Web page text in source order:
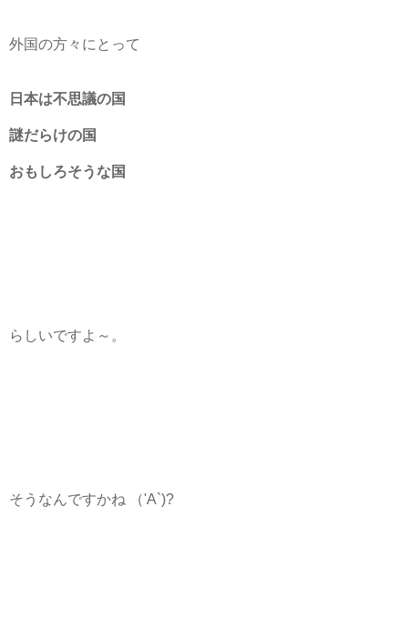
外国の方々にとって
日本は不思議の国
謎だらけの国
おもしろそうな国
らしいですよ～。
そうなんですかね （'A`)?